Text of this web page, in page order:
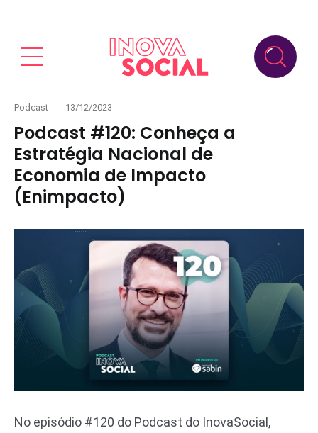
Categories
Podcast
Posted
13/12/2023
Podcast #120: Conheça a
Estratégia Nacional de
Economia de Impacto
(Enimpacto)
No episódio #120 do Podcast do InovaSocial,